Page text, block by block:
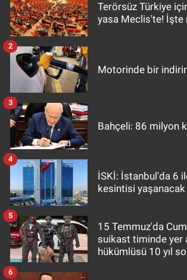
Terörsüz Türkiye
yasa Meclis'te! İşte
Motorinde bir
2
Bahçeli: 86 milyon
3
İSKİ: İstanbul'da 6
kesintisi yaşanacak
4
15 Temmuz'da
suikast timinde yer
hükümlüsü 10 yıl
5
6